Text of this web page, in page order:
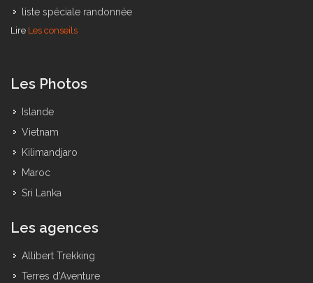
liste spéciale randonnée
Lire Les conseils
Les Photos
Islande
Vietnam
Kilimandjaro
Maroc
Sri Lanka
Les agences
Allibert Trekking
Terres d’Aventure